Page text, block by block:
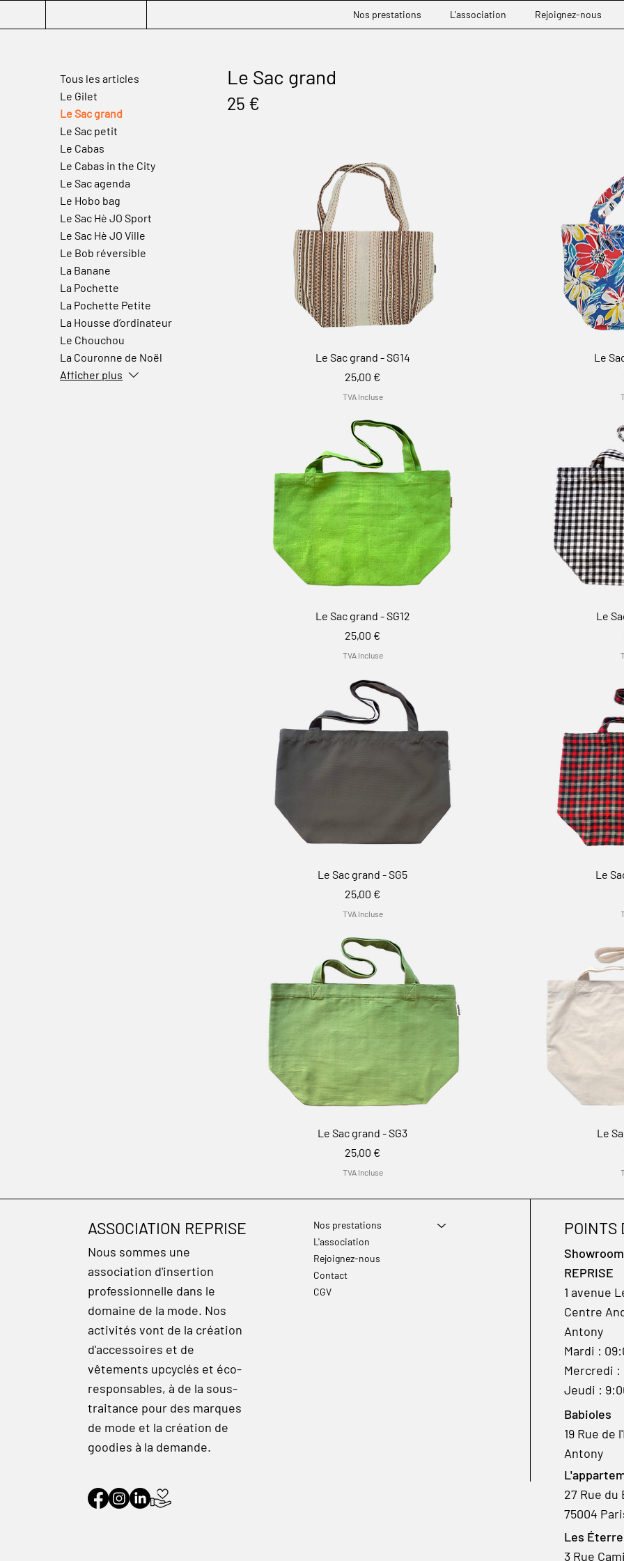
Nos prestations L'association Rejoignez-nous
Tous les articles
Le Gilet
Le Sac grand
Le Sac petit
Le Cabas
Le Cabas in the City
Le Sac agenda
Le Hobo bag
Le Sac Hè JO Sport
Le Sac Hè JO Ville
Le Bob réversible
La Banane
La Pochette
La Pochette Petite
La Housse d’ordinateur
Le Chouchou
La Couronne de Noël
Afficher plus
Le Sac grand
25 €
Le Sac grand - SG14
Prix
25,00 €
TVA Incluse
Le
Le Sac grand - SG12
Prix
25,00 €
TVA Incluse
Le
Le Sac grand - SG5
Prix
25,00 €
TVA Incluse
Le
Le Sac grand - SG3
Prix
25,00 €
TVA Incluse
Le
ASSOCIATION REPRISE
Nous sommes une
association d'insertion
professionnelle dans le
domaine de la mode. Nos
activités vont de la création
d'accessoires et de
vêtements upcyclés et éco-
responsables, à de la sous-
traitance pour des marques
de mode et la création de
goodies à la demande.
POINTS
REPRISE
1 avenue
Centre
Antony
Mardi :
Mercredi :
Jeudi :
Babioles
19 Rue de
Antony
Les
3 Rue
27 Rue
75004
Nos prestations
L'association
Rejoignez-nous
Contact
CGV